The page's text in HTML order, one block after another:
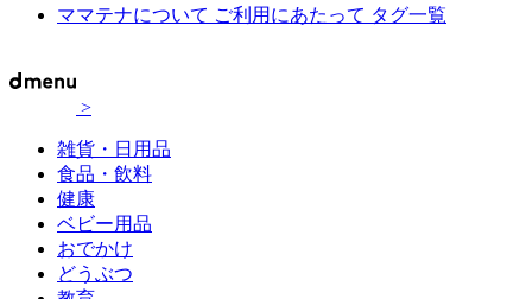
ママテナについて ご利用にあたって タグ一覧
>
雑貨・日用品
食品・飲料
健康
ベビー用品
おでかけ
どうぶつ